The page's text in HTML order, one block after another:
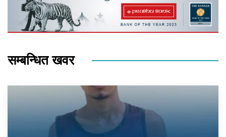
सम्बन्धित खवर